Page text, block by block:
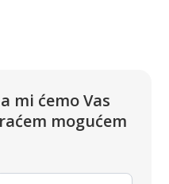
mi ćemo Vas
mogućem